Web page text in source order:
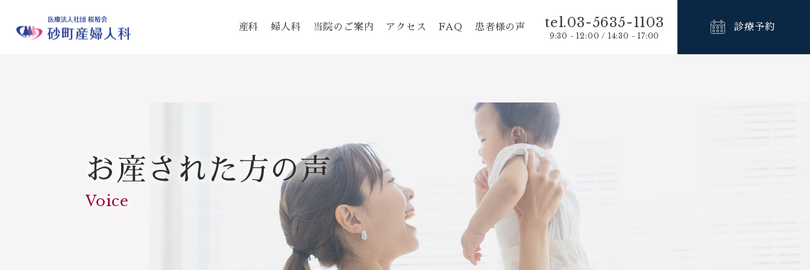
産科 婦人科 当院のご案内 アクセス FAQ 患者様の声 tel.03-5635-1103
9:30 - 12:00 / 14:30 - 17:00
診療予約
お産された方の声
Voice